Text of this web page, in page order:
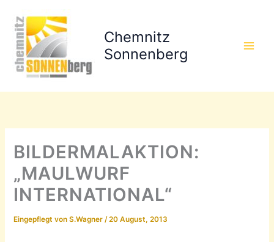
Inhalt
springen
Chemnitz
Sonnenberg
BILDERMALAKTION:
„MAULWURF
INTERNATIONAL“
Eingepflegt von S.Wagner/20 August, 2013